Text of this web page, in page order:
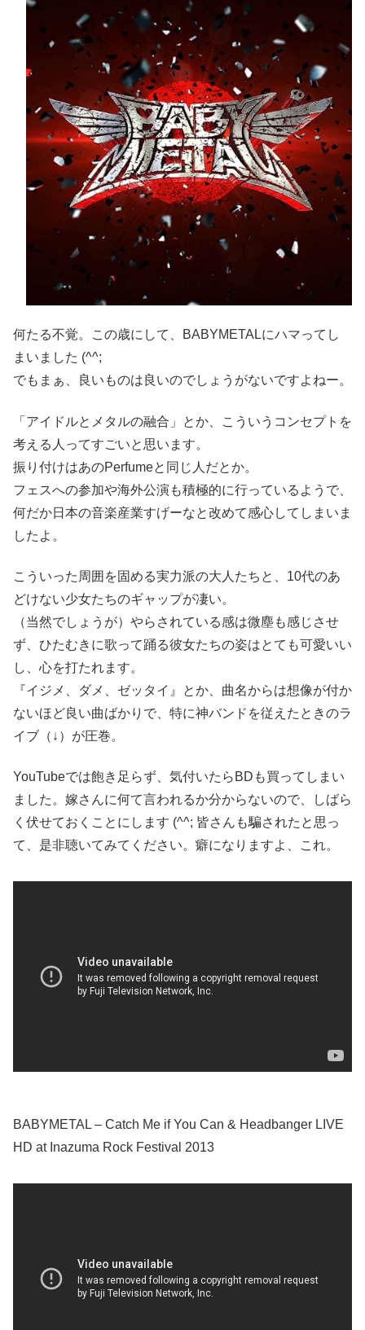
何たる不覚。この歳にして、BABYMETALにハマってし
まいました (^^;
でもまぁ、良いものは良いのでしょうがないですよねー。
「アイドルとメタルの融合」とか、こういうコンセプトを
考える人ってすごいと思います。
振り付けはあのPerfumeと同じ人だとか。
フェスへの参加や海外公演も積極的に行っているようで、
何だか日本の音楽産業すげーなと改めて感心してしまいま
したよ。
こういった周囲を固める実力派の大人たちと、10代のあ
どけない少女たちのギャップが凄い。
（当然でしょうが）やらされている感は微塵も感じさせ
ず、ひたむきに歌って踊る彼女たちの姿はとても可愛いい
し、心を打たれます。
『イジメ、ダメ、ゼッタイ』とか、曲名からは想像が付か
ないほど良い曲ばかりで、特に神バンドを従えたときのラ
イブ（↓）が圧巻。
YouTubeでは飽き足らず、気付いたらBDも買ってしまい
ました。嫁さんに何て言われるか分からないので、しばら
く伏せておくことにします (^^; 皆さんも騙されたと思っ
て、是非聴いてみてください。癖になりますよ、これ。
BABYMETAL – Catch Me if You Can & Headbanger LIVE
HD at Inazuma Rock Festival 2013